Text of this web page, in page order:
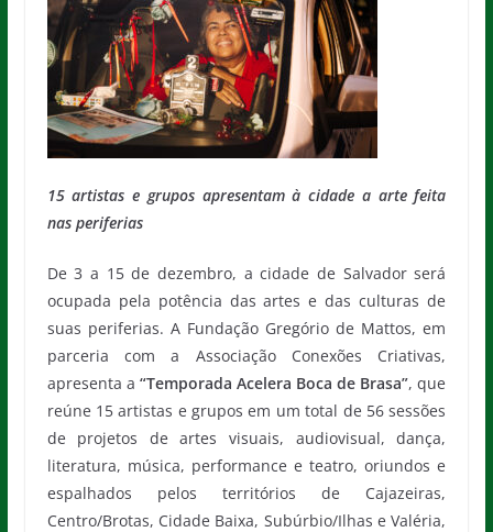
15 artistas e grupos apresentam à cidade a arte feita
nas periferias
De 3 a 15 de dezembro, a cidade de Salvador será
ocupada pela potência das artes e das culturas de
suas periferias. A Fundação Gregório de Mattos, em
parceria com a Associação Conexões Criativas,
apresenta a “Temporada Acelera Boca de Brasa”, que
reúne 15 artistas e grupos em um total de 56 sessões
de projetos de artes visuais, audiovisual, dança,
literatura, música, performance e teatro, oriundos e
espalhados pelos territórios de Cajazeiras,
Centro/Brotas, Cidade Baixa, Subúrbio/Ilhas e Valéria,